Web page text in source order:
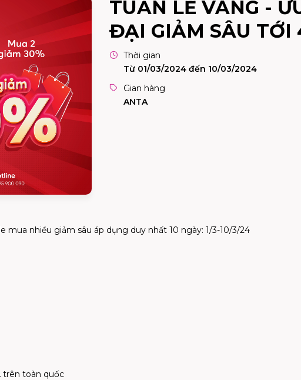
TUẦN LỄ VÀNG -
ĐẠI GIẢM SÂU TỚI
Thời gian
Từ 01/03/2024 đến 10/03/2024
Gian hàng
ANTA
nhiều giảm sâu áp dụng duy nhất 10 ngày: 1/3-10/3/24
trên toàn quốc